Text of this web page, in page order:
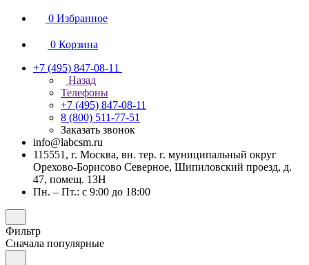
0 Избранное
0 Корзина
+7 (495) 847-08-11
Назад
Телефоны
+7 (495) 847-08-11
8 (800) 511-77-51
Заказать звонок
info@labcsm.ru
115551, г. Москва, вн. тер. г. муниципальный округ
Орехово-Борисово Северное, Шипиловский проезд, д.
47, помещ. 13Н
Пн. – Пт.: с 9:00 до 18:00
Фильтр
Сначала популярные